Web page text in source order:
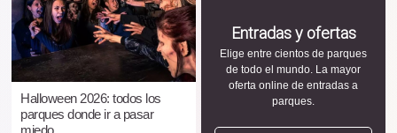
Halloween 2026: todos los
parques donde ir a pasar
Entradas y ofertas
Elige entre cientos de parques
de todo el mundo. La mayor
oferta online de entradas a
parques.